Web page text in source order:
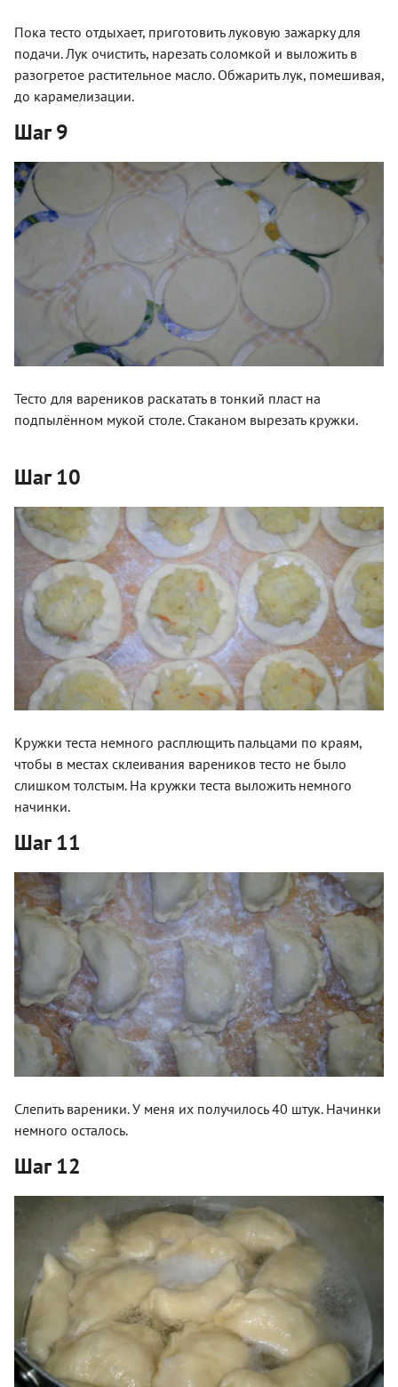
Пока тесто отдыхает, приготовить луковую зажарку для
подачи. Лук очистить, нарезать соломкой и выложить в
разогретое растительное масло. Обжарить лук, помешивая,
до карамелизации.
Шаг 9
Тесто для вареников раскатать в тонкий пласт на
подпылённом мукой столе. Стаканом вырезать кружки.
Шаг 10
Кружки теста немного расплющить пальцами по краям,
чтобы в местах склеивания вареников тесто не было
слишком толстым. На кружки теста выложить немного
начинки.
Шаг 11
Слепить вареники. У меня их получилось 40 штук. Начинки
немного осталось.
Шаг 12